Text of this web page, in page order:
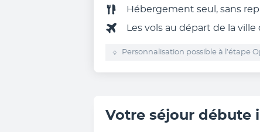
Hébergement seul, sans
Les vols au départ de la
Personnalisation possible à l’étape
Votre séjour débute